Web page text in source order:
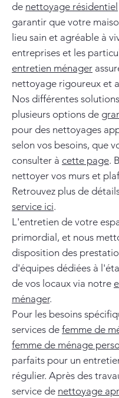
de nettoyage résidentiel
garantir que votre
lieu sain et agréable à
entreprises et les
entretien ménager
nettoyage rigoureux et
Nos différentes
plusieurs options de
pour des nettoyages
selon vos besoins, que
consulter à cette page.
nettoyer vos murs et
Retrouvez plus de
service ici.
L'entretien de votre
primordial, et nous
disposition des
d'équipes dédiées à
de vos locaux via notre
ménager.
Pour les besoins
services de femme de
femme de ménage
parfaits pour un
régulier. Après des
service de nettoyage